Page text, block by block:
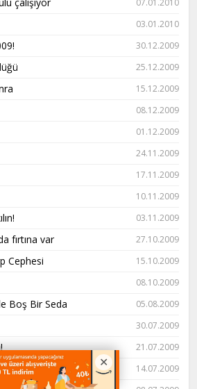
07.01.2010
03.01.2010
30.12.2009
25.12.2009
15.12.2009
08.12.2009
01.12.2009
24.11.2009
17.11.2009
10.11.2009
03.11.2009
fırtına var 27.10.2009
Cephesi 15.10.2009
08.10.2009
Boş Bir Seda 05.08.2009
30.07.2009
21.07.2009
kadar gerildi? 14.07.2009